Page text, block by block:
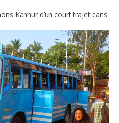
Kannur d’un court trajet dans